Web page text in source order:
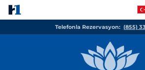
Telefonla Rezervasyon: (855)